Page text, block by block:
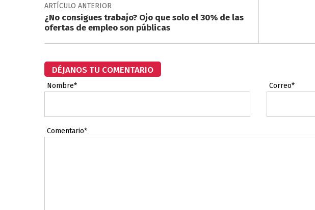
ARTÍCULO ANTERIOR
¿No consigues trabajo? Ojo que solo el 30% de las
ofertas de empleo son públicas
DÉJANOS TU COMENTARIO
Nombre* Correo*
Comentario*